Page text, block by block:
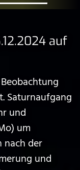
auf
Saturnaufgang
und
um
nach der
und